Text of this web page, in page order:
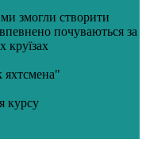
змогли створити
почуваються за
круїзах
яхтсмена"
курсу